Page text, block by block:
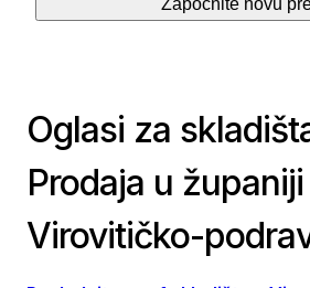
Započnite novu
Oglasi za
Prodaja u županiji
Virovitičko-